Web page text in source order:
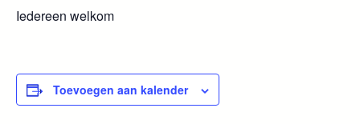
Iedereen welkom
Toevoegen aan kalender